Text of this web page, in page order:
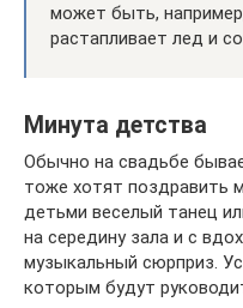
может быть,
растапливает лед и
Минута детства
Обычно на свадьбе
тоже хотят поздравить
детьми веселый танец
на середину зала и с
музыкальный сюрприз.
которым будут